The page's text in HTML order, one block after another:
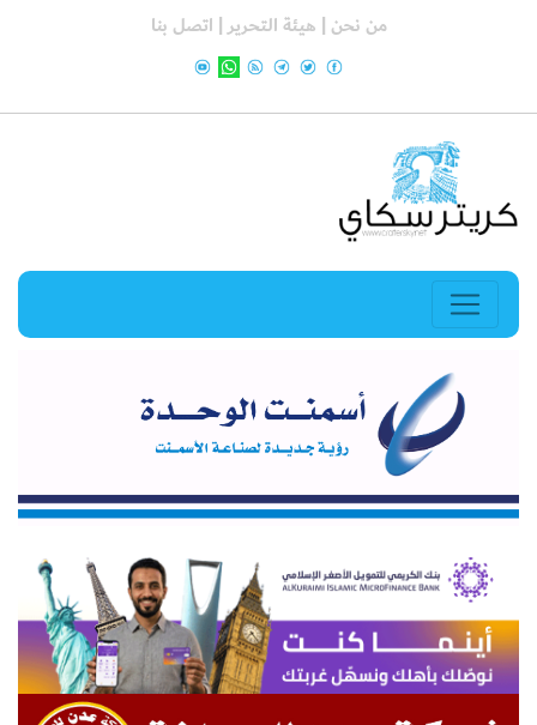
من نحن | هيئة التحرير | اتصل بنا